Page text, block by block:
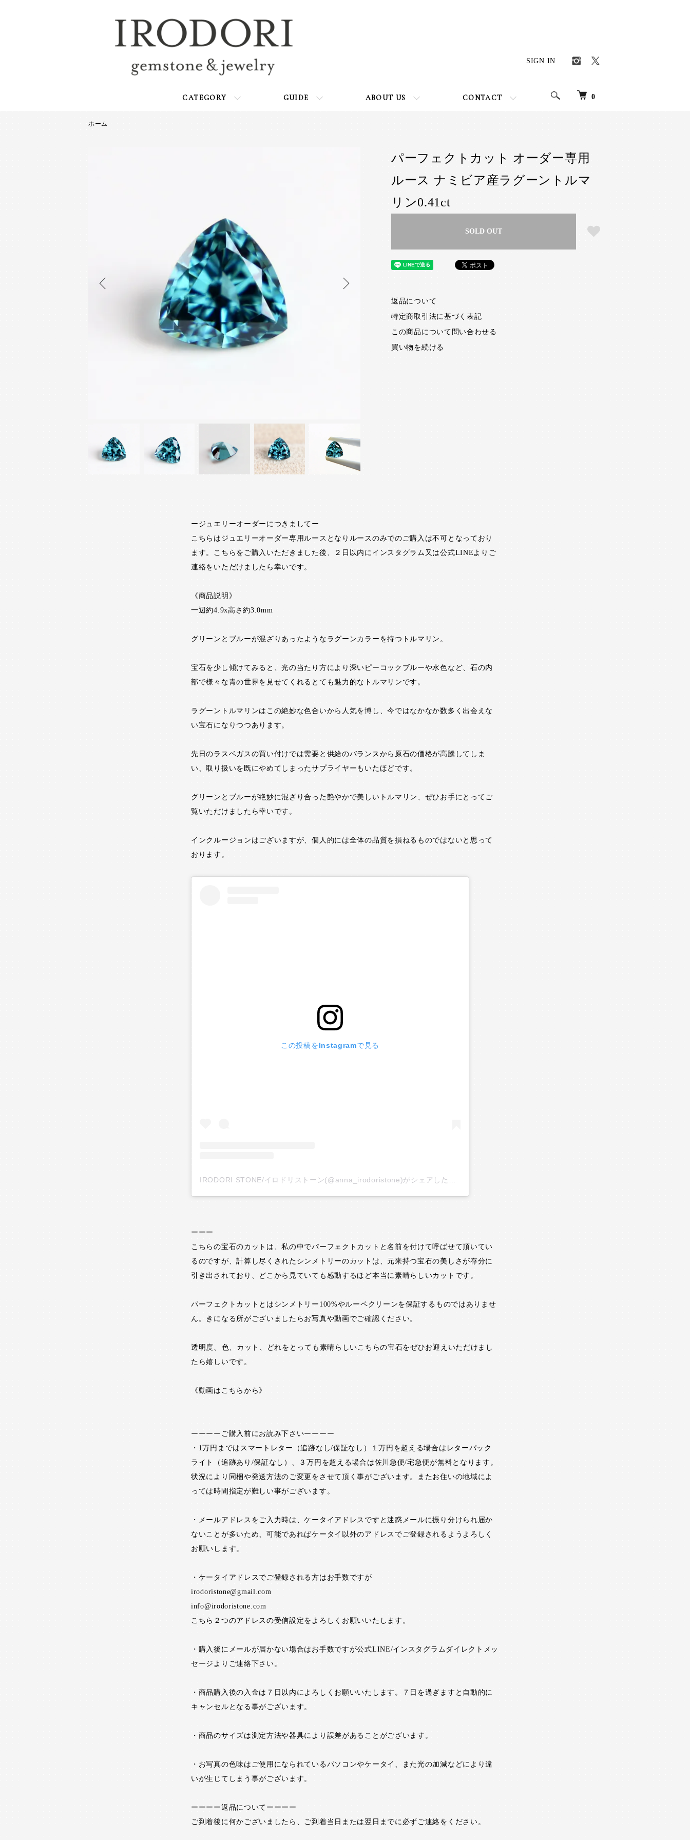
0
CATEGORY GUIDE ABOUT US CONTACT
SIGN IN
ホーム
パーフェクトカット オーダー専用
ルース ナミビア産ラグーントルマ
リン0.41ct
SOLD OUT
返品について
特定商取引法に基づく表記
この商品について問い合わせる
買い物を続ける
ージュエリーオーダーにつきましてー
こちらはジュエリーオーダー専用ルースとなりルースのみでのご購入は不可となっており
ます。こちらをご購入いただきました後、２日以内にインスタグラム又は公式LINEよりご
連絡をいただけましたら幸いです。
《商品説明》
一辺約4.9x高さ約3.0mm
グリーンとブルーが混ざりあったようなラグーンカラーを持つトルマリン。
宝石を少し傾けてみると、光の当たり方により深いピーコックブルーや水色など、石の内
部で様々な青の世界を見せてくれるとても魅力的なトルマリンです。
ラグーントルマリンはこの絶妙な色合いから人気を博し、今ではなかなか数多く出会えな
い宝石になりつつあります。
先日のラスベガスの買い付けでは需要と供給のバランスから原石の価格が高騰してしま
い、取り扱いを既にやめてしまったサプライヤーもいたほどです。
グリーンとブルーが絶妙に混ざり合った艶やかで美しいトルマリン、ぜひお手にとってご
覧いただけましたら幸いです。
インクルージョンはございますが、個人的には全体の品質を損ねるものではないと思って
おります。
この投稿をInstagramで見る
ーーー
こちらの宝石のカットは、私の中でパーフェクトカットと名前を付けて呼ばせて頂いてい
るのですが、計算し尽くされたシンメトリーのカットは、元来持つ宝石の美しさが存分に
引き出されており、どこから見ていても感動するほど本当に素晴らしいカットです。
パーフェクトカットとはシンメトリー100%やルーペクリーンを保証するものではありませ
ん。きになる所がございましたらお写真や動画でご確認ください。
透明度、色、カット、どれをとっても素晴らしいこちらの宝石をぜひお迎えいただけまし
たら嬉しいです。
《動画はこちらから》
ーーーーご購入前にお読み下さいーーーー
・1万円まではスマートレター（追跡なし/保証なし）１万円を超える場合はレターパック
ライト（追跡あり/保証なし）、３万円を超える場合は佐川急便/宅急便が無料となります。
状況により同梱や発送方法のご変更をさせて頂く事がございます。またお住いの地域によ
っては時間指定が難しい事がございます。
・メールアドレスをご入力時は、ケータイアドレスですと迷惑メールに振り分けられ届か
ないことが多いため、可能であればケータイ以外のアドレスでご登録されるようよろしく
お願いします。
・ケータイアドレスでご登録される方はお手数ですが
irodoristone@gmail.com
info@irodoristone.com
こちら２つのアドレスの受信設定をよろしくお願いいたします。
・購入後にメールが届かない場合はお手数ですが公式LINE/インスタグラムダイレクトメッ
セージよりご連絡下さい。
・商品購入後の入金は７日以内によろしくお願いいたします。７日を過ぎますと自動的に
キャンセルとなる事がございます。
・商品のサイズは測定方法や器具により誤差があることがございます。
・お写真の色味はご使用になられているパソコンやケータイ、また光の加減などにより違
いが生じてしまう事がございます。
ーーーー返品についてーーーー
ご到着後に何かございましたら、ご到着当日または翌日までに必ずご連絡をください。